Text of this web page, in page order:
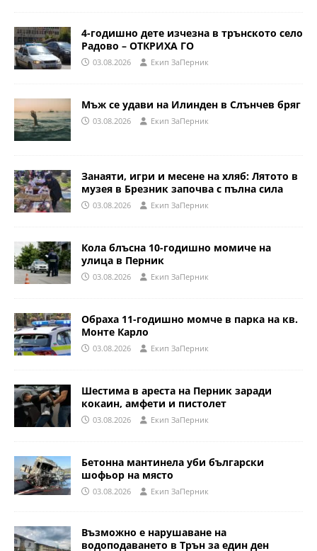
4-годишно дете изчезна в трънското село
Радово – ОТКРИХА ГО
03.08.2026 Eкип ЗаПерник
Мъж се удави на Илинден в Слънчев бряг
03.08.2026 Eкип ЗаПерник
Занаяти, игри и месене на хляб: Лятото в
музея в Брезник започва с пълна сила
03.08.2026 Eкип ЗаПерник
Кола блъсна 10-годишно момиче на
улица в Перник
03.08.2026 Eкип ЗаПерник
Обраха 11-годишно момче в парка на кв.
Монте Карло
03.08.2026 Eкип ЗаПерник
Шестима в ареста на Перник заради
кокаин, амфети и пистолет
03.08.2026 Eкип ЗаПерник
Бетонна мантинела уби български
шофьор на място
03.08.2026 Eкип ЗаПерник
Възможно е нарушаване на
водоподаването в Трън за един ден